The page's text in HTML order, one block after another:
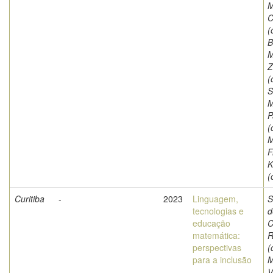
Curitiba
- 2023
Linguagem,
tecnologias e
educação
matemática:
perspectivas
para a inclusão